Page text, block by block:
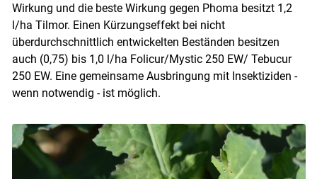
Wirkung und die beste Wirkung gegen Phoma besitzt 1,2
l/ha Tilmor. Einen Kürzungseffekt bei nicht
überdurchschnittlich entwickelten Beständen besitzen
auch (0,75) bis 1,0 l/ha Folicur/Mystic 250 EW/ Tebucur
250 EW. Eine gemeinsame Ausbringung mit Insektiziden -
wenn notwendig - ist möglich.